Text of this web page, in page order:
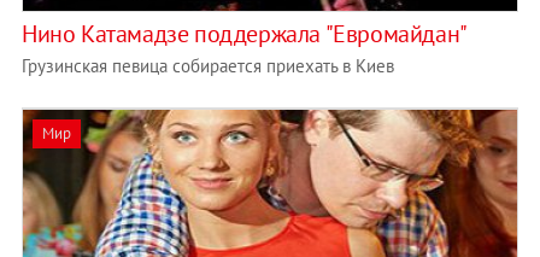
Нино Катамадзе поддержала "Евромайдан"
Грузинская певица собирается приехать в Киев
Мир